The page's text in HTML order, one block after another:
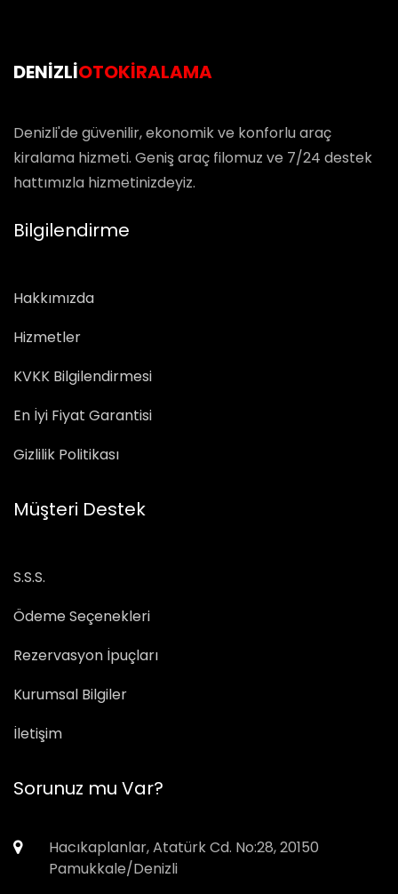
DENIZLIOTOKIRALAMA
Denizli'de güvenilir, ekonomik ve konforlu araç
kiralama hizmeti. Geniş araç filomuz ve 7/24 destek
hattımızla hizmetinizdeyiz.
Bilgilendirme
Hakkımızda
Hizmetler
KVKK Bilgilendirmesi
En İyi Fiyat Garantisi
Gizlilik Politikası
Müşteri Destek
S.S.S.
Ödeme Seçenekleri
Rezervasyon İpuçları
Kurumsal Bilgiler
İletişim
Sorunuz mu Var?
Hacıkaplanlar, Atatürk Cd. No:28, 20150
Pamukkale/Denizli